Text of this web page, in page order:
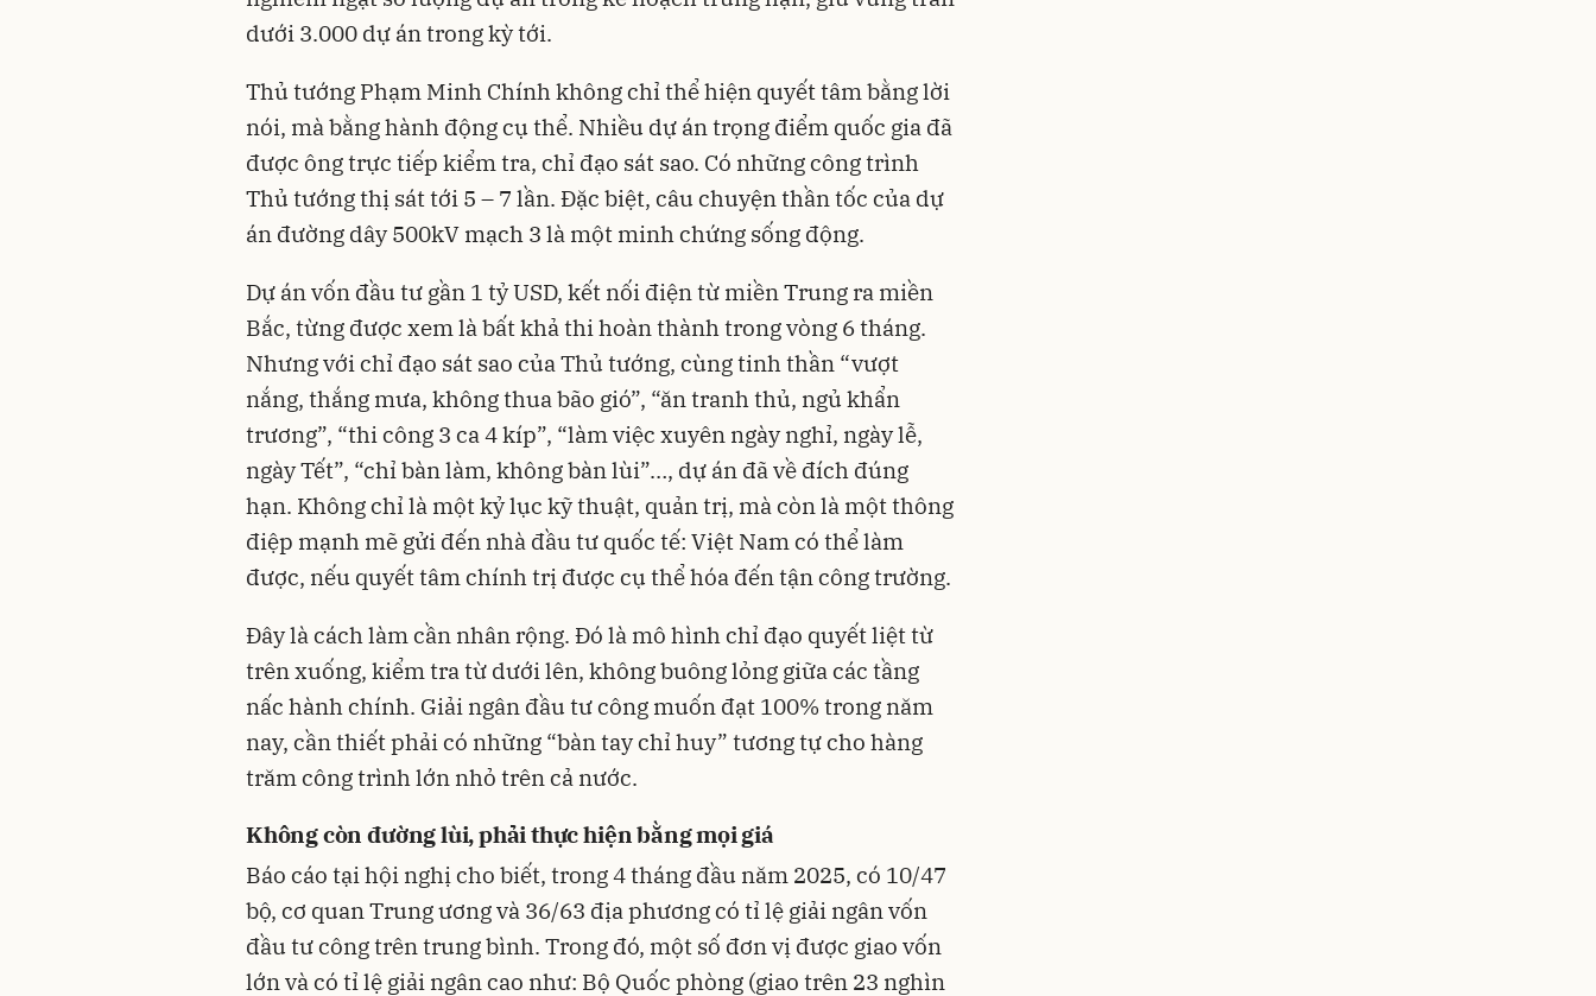
dưới 3.000 dự án trong kỳ tới.
Thủ tướng Phạm Minh Chính không chỉ thể hiện quyết tâm bằng lời
nói, mà bằng hành động cụ thể. Nhiều dự án trọng điểm quốc gia đã
được ông trực tiếp kiểm tra, chỉ đạo sát sao. Có những công trình
Thủ tướng thị sát tới 5 – 7 lần. Đặc biệt, câu chuyện thần tốc của dự
án đường dây 500kV mạch 3 là một minh chứng sống động.
Dự án vốn đầu tư gần 1 tỷ USD, kết nối điện từ miền Trung ra miền
Bắc, từng được xem là bất khả thi hoàn thành trong vòng 6 tháng.
Nhưng với chỉ đạo sát sao của Thủ tướng, cùng tinh thần “vượt
nắng, thắng mưa, không thua bão gió”, “ăn tranh thủ, ngủ khẩn
trương”, “thi công 3 ca 4 kíp”, “làm việc xuyên ngày nghỉ, ngày lễ,
ngày Tết”, “chỉ bàn làm, không bàn lùi”…, dự án đã về đích đúng
hạn. Không chỉ là một kỷ lục kỹ thuật, quản trị, mà còn là một thông
điệp mạnh mẽ gửi đến nhà đầu tư quốc tế: Việt Nam có thể làm
được, nếu quyết tâm chính trị được cụ thể hóa đến tận công trường.
Đây là cách làm cần nhân rộng. Đó là mô hình chỉ đạo quyết liệt từ
trên xuống, kiểm tra từ dưới lên, không buông lỏng giữa các tầng
nấc hành chính. Giải ngân đầu tư công muốn đạt 100% trong năm
nay, cần thiết phải có những “bàn tay chỉ huy” tương tự cho hàng
trăm công trình lớn nhỏ trên cả nước.
Không còn đường lùi, phải thực hiện bằng mọi giá
Báo cáo tại hội nghị cho biết, trong 4 tháng đầu năm 2025, có 10/47
bộ, cơ quan Trung ương và 36/63 địa phương có tỉ lệ giải ngân vốn
đầu tư công trên trung bình. Trong đó, một số đơn vị được giao vốn
lớn và có tỉ lệ giải ngân cao như: Bộ Quốc phòng (giao trên 23 nghìn